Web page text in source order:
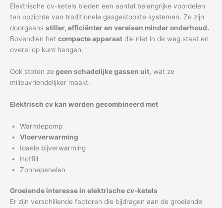
Elektrische cv-ketels bieden een aantal belangrijke voordelen
ten opzichte van traditionele gasgestookte systemen. Ze zijn
doorgaans stiller, efficiënter en vereisen minder onderhoud.
Bovendien het compacte apparaat die niet in de weg staat en
overal op kunt hangen.
Ook stoten ze geen schadelijke gassen uit, wat ze
milieuvriendelijker maakt.
Elektrisch cv kan worden gecombineerd met
Warmtepomp
Vloerverwarming
Idaele bijverwarming
Hotfill
Zonnepanelen
Groeiende interesse in elektrische cv-ketels
Er zijn verschillende factoren die bijdragen aan de groeiende